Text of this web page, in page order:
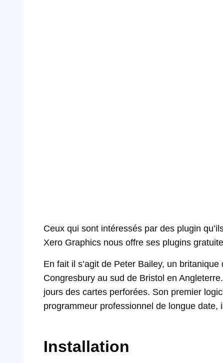
Ceux qui sont intéressés par des plugin
Xero Graphics nous offre ses plugins
En fait il s’agit de Peter Bailey, un
Congresbury au sud de Bristol en
jours des cartes perforées. Son premier
programmeur professionnel de longue date,
Installation